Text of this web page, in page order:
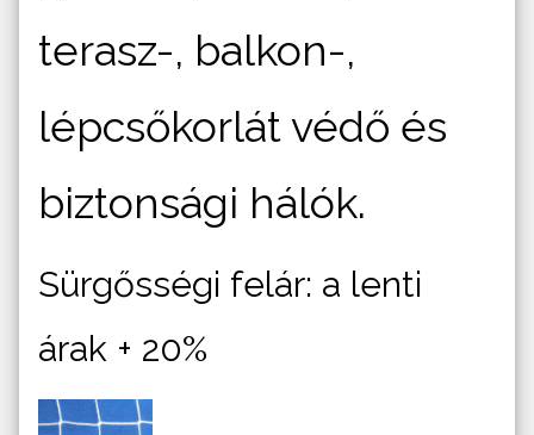
terasz-, balkon-,
lépcsőkorlát védő és
biztonsági hálók.
Sürgősségi felár: a lenti
árak + 20%